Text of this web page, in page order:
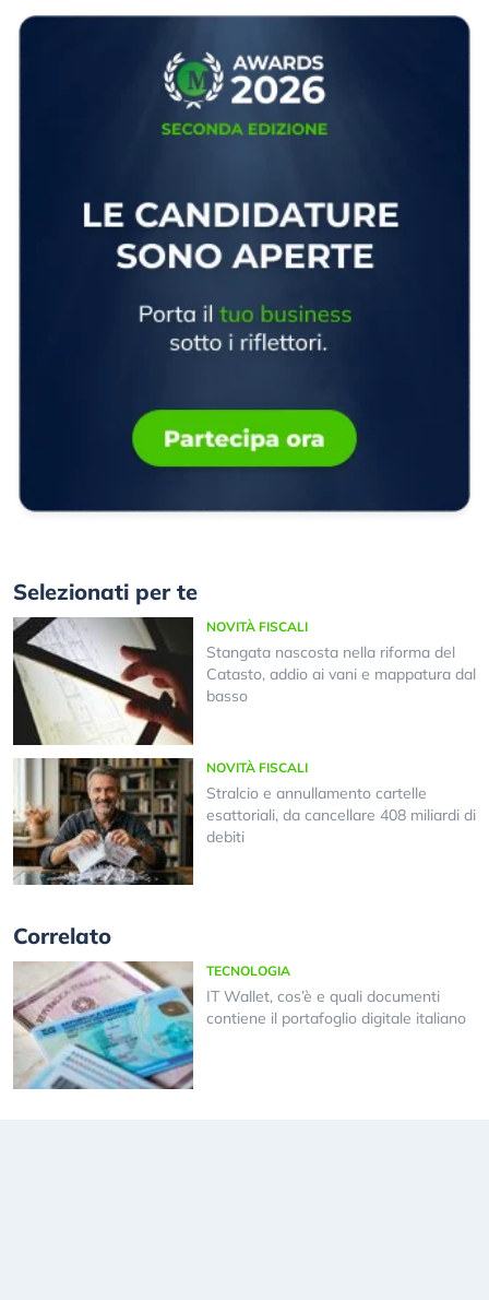
Selezionati per te
NOVITÀ FISCALI
Stangata nascosta nella riforma del
Catasto, addio ai vani e mappatura dal
basso
NOVITÀ FISCALI
Stralcio e annullamento cartelle
esattoriali, da cancellare 408 miliardi di
debiti
Correlato
TECNOLOGIA
IT Wallet, cos’è e quali documenti
contiene il portafoglio digitale italiano